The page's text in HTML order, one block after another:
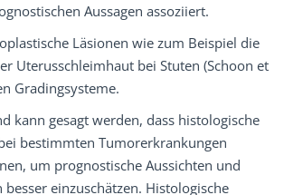
Aussagen assoziiert.
Läsionen wie zum Beispiel die
Uterusschleimhaut bei Stuten (Schoon et
Gradingsysteme.
kann gesagt werden, dass histologische
bestimmten Tumorerkrankungen
um prognostische Aussichten und
einzuschätzen. Histologische